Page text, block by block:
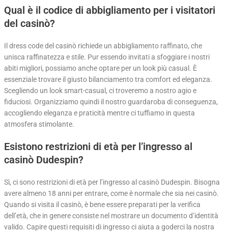
Qual è il codice di abbigliamento per i visitatori
del casinò?
Il dress code del casinò richiede un abbigliamento raffinato, che
unisca raffinatezza e stile. Pur essendo invitati a sfoggiare i nostri
abiti migliori, possiamo anche optare per un look più casual. È
essenziale trovare il giusto bilanciamento tra comfort ed eleganza.
Scegliendo un look smart-casual, ci troveremo a nostro agio e
fiduciosi. Organizziamo quindi il nostro guardaroba di conseguenza,
accogliendo eleganza e praticità mentre ci tuffiamo in questa
atmosfera stimolante.
Esistono restrizioni di età per l’ingresso al
casinò Dudespin?
Sì, ci sono restrizioni di età per l’ingresso al casinò Dudespin. Bisogna
avere almeno 18 anni per entrare, come è normale che sia nei casinò.
Quando si visita il casinò, è bene essere preparati per la verifica
dell’età, che in genere consiste nel mostrare un documento d’identità
valido. Capire questi requisiti di ingresso ci aiuta a goderci la nostra